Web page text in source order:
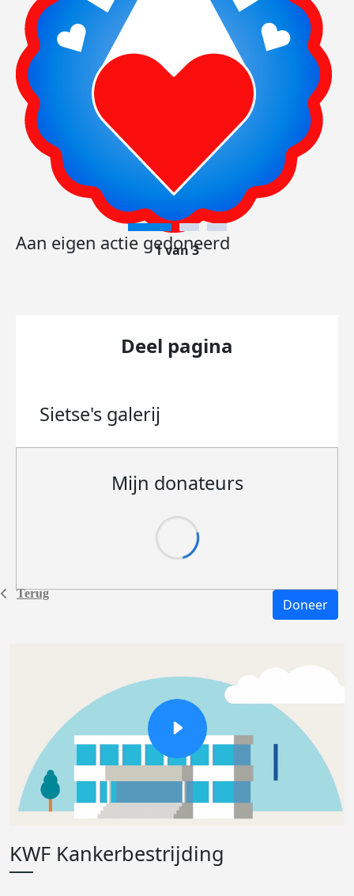
Terug
Aan eigen actie gedoneerd
1 van 3
Deel pagina
Sietse's galerij
Mijn donateurs
Doneer
KWF Kankerbestrijding